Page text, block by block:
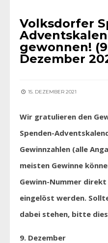
Volksdorfer
gewonnen!
Dezember
15. DEZEMBER 2021
Wir gratulieren den
Spenden-
Gewinnzahlen (alle
meisten Gewinne
Gewinn-Nummer
eingelöst werden.
dabei stehen, bitte
9. Dezember